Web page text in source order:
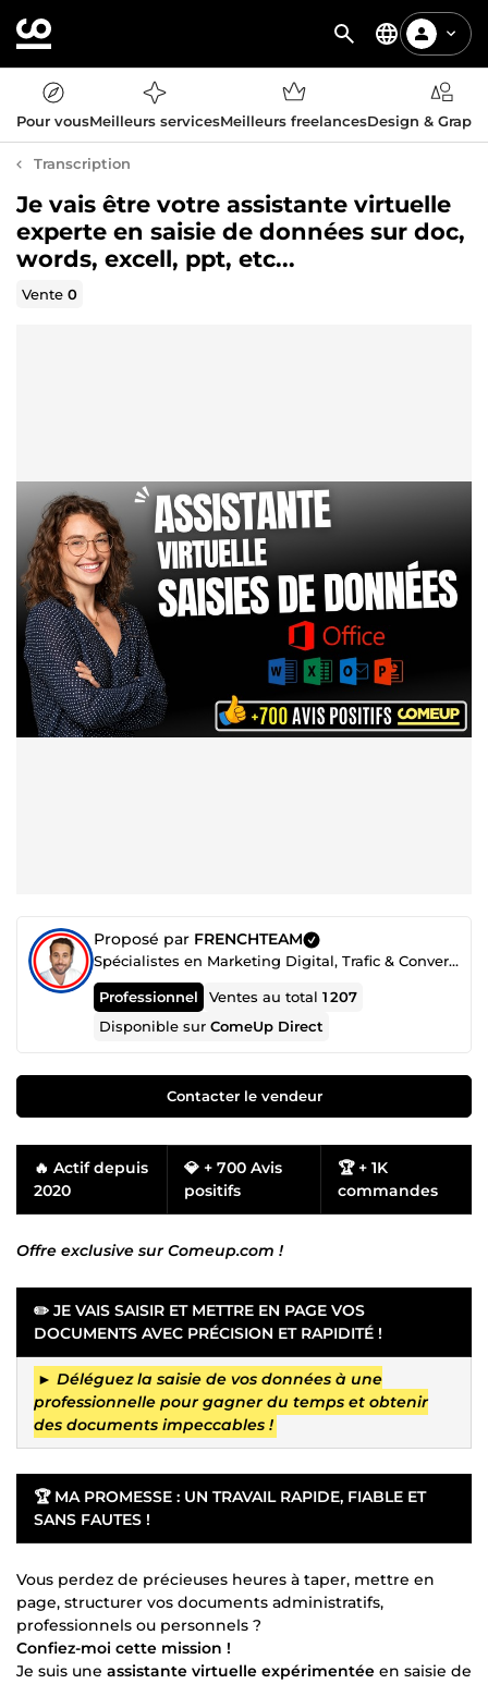
Pour vousMeilleurs servicesMeilleurs freelancesDesign &
Transcription
Je vais être votre assistante virtuelle
experte en saisie de données sur doc,
words, excell, ppt, etc...
Vente0
Proposé par FRENCHTEAM
Spécialistes en Marketing Digital, Trafic & Conversion
Professionnel Ventes au total1 207
Disponible surComeUp Direct
Contacter le vendeur
🔥 Actif depuis
2020
💎 + 700 Avis
positifs
🏆 + 1K
commandes
Offre exclusive sur Comeup.com !
✏️ JE VAIS SAISIR ET METTRE EN PAGE VOS
DOCUMENTS AVEC PRÉCISION ET RAPIDITÉ !
► Déléguez la saisie de vos données à une
professionnelle pour gagner du temps et obtenir
des documents impeccables !
🏆 MA PROMESSE : UN TRAVAIL RAPIDE, FIABLE ET
SANS FAUTES !
Vous perdez de précieuses heures à taper, mettre en
page, structurer vos documents administratifs,
professionnels ou personnels ?
Confiez-moi cette mission !
Je suis une assistante virtuelle expérimentée en saisie de